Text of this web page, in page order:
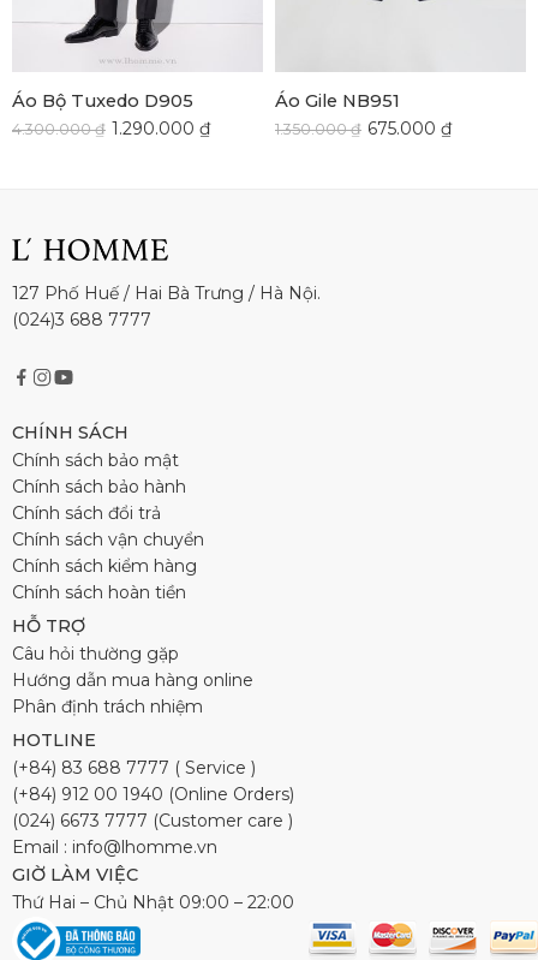
Áo Bộ Tuxedo D905
4.300.000₫ 1.290.000 ₫
Áo Gile NB951
1.350.000₫ 675.000 ₫
127 Phố Huế / Hai Bà Trưng / Hà Nội.
(024)3 688 7777
CHÍNH SÁCH
Chính sách bảo mật
Chính sách bảo hành
Chính sách đổi trả
Chính sách vận chuyển
Chính sách kiểm hàng
Chính sách hoàn tiền
HỖ TRỢ
Câu hỏi thường gặp
Hướng dẫn mua hàng online
Phân định trách nhiệm
HOTLINE
(+84) 83 688 7777 ( Service )
(+84) 912 00 1940 (Online Orders)
(024) 6673 7777 (Customer care )
Email : info@lhomme.vn
GIỜ LÀM VIỆC
Thứ Hai – Chủ Nhật 09:00 – 22:00